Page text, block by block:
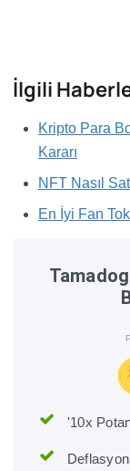
İlgili
Kripto Para
Kararı
NFT Nasıl
En İyi Fan
'10x